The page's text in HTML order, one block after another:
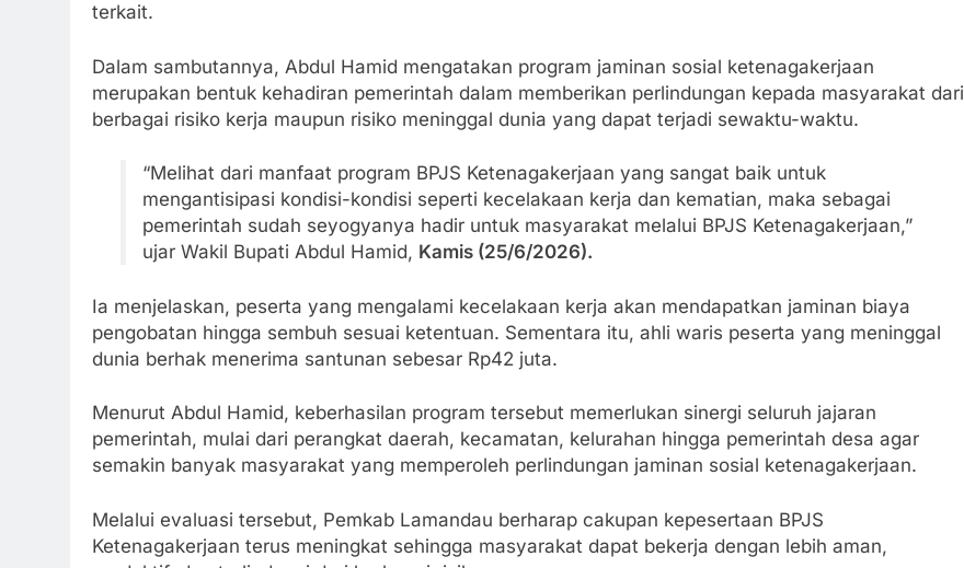
terkait.
Dalam sambutannya, Abdul Hamid mengatakan program jaminan sosial ketenagakerjaan
merupakan bentuk kehadiran pemerintah dalam memberikan perlindungan kepada masyarakat dari
berbagai risiko kerja maupun risiko meninggal dunia yang dapat terjadi sewaktu-waktu.
“Melihat dari manfaat program BPJS Ketenagakerjaan yang sangat baik untuk
mengantisipasi kondisi-kondisi seperti kecelakaan kerja dan kematian, maka sebagai
pemerintah sudah seyogyanya hadir untuk masyarakat melalui BPJS Ketenagakerjaan,”
ujar Wakil Bupati Abdul Hamid, Kamis (25/6/2026).
Ia menjelaskan, peserta yang mengalami kecelakaan kerja akan mendapatkan jaminan biaya
pengobatan hingga sembuh sesuai ketentuan. Sementara itu, ahli waris peserta yang meninggal
dunia berhak menerima santunan sebesar Rp42 juta.
Menurut Abdul Hamid, keberhasilan program tersebut memerlukan sinergi seluruh jajaran
pemerintah, mulai dari perangkat daerah, kecamatan, kelurahan hingga pemerintah desa agar
semakin banyak masyarakat yang memperoleh perlindungan jaminan sosial ketenagakerjaan.
Melalui evaluasi tersebut, Pemkab Lamandau berharap cakupan kepesertaan BPJS
Ketenagakerjaan terus meningkat sehingga masyarakat dapat bekerja dengan lebih aman,